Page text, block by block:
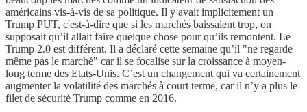
américains vis-à-vis de sa politique. Il y avait implicitement un
Trump PUT, c'est-à-dire que si les marchés baissaient trop, on
supposait qu’il allait faire quelque chose pour qu’ils remontent. Le
Trump 2.0 est différent. Il a déclaré cette semaine qu’il "ne regarde
même pas le marché" car il se focalise sur la croissance à moyen-
long terme des Etats-Unis. C’est un changement qui va certainement
augmenter la volatilité des marchés à court terme, car il n’y a plus le
filet de sécurité Trump comme en 2016.